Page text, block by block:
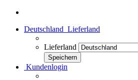
Deutschland Lieferland
Lieferland
Kundenlogin